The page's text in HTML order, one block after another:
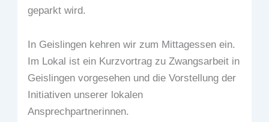
geparkt wird.
In Geislingen kehren wir zum Mittagessen ein.
Im Lokal ist ein Kurzvortrag zu Zwangsarbeit in
Geislingen vorgesehen und die Vorstellung der
Initiativen unserer lokalen
Ansprechpartnerinnen.